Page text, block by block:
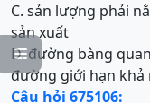

C. sản lượng phải
sản xuất
D. đường bàng
đường giới hạn khả
Câu hỏi 675106: